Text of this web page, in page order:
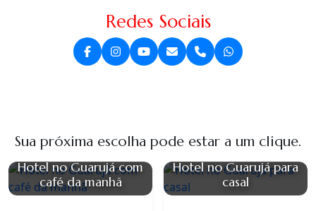
Redes Sociais
Sua próxima escolha pode estar a um clique.
Hotel no Guarujá com
café da manhã
Hotel no Guarujá para
casal